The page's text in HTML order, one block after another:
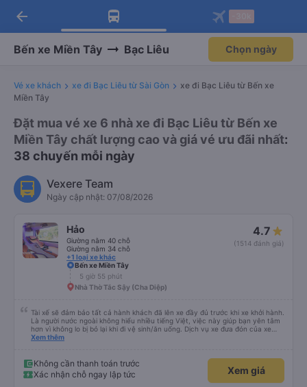
Tải app Vexere ngay!
Nhận ưu đãi thành viên độc
Mở app
Tải app Vexere
-30k/ghế khi đặt vé máy bay qua
Mở app
arrow_back
Bến xe Miền Tây Bạc Liêu Chọn ngày
Vé xe khách xe đi Bạc Liêu từ Sài Gòn
xe đi Bạc Liêu từ Bến xe
Miền Tây
Đặt mua vé xe 6 nhà xe đi Bạc Liêu từ Bến xe
Miền Tây chất lượng cao và giá vé ưu đãi nhất:
38 chuyến mỗi ngày
Vexere Team
Ngày cập nhật: 07/08/2026
Hảo
Giường nằm 40 chỗ
Giường nằm 34 chỗ
+1 loại xe khác
4.7
(1514 đánh giá)
Bến xe Miền Tây
5 giờ 55 phút
Nhà Thờ Tắc Sậy (Cha Diệp)
Tài xế sẽ đảm bảo tất cả hành khách đã lên xe đầy đủ trước khi xe khởi hành.
Là người nước ngoài không hiểu nhiều tiếng Việt, việc này giúp bạn yên tâm
hơn vì không lo bị bỏ lại khi đi vệ sinh/ăn uống. Dịch vụ xe đưa đón của xe
buýt Hảo cũng là một điểm cộng, đưa bạn từ bến xe đến chỗ ở MIỄN PHÍ!
Xem thêm
Không cần thanh toán trước
Xác nhận chỗ ngay lập tức
Xem giá